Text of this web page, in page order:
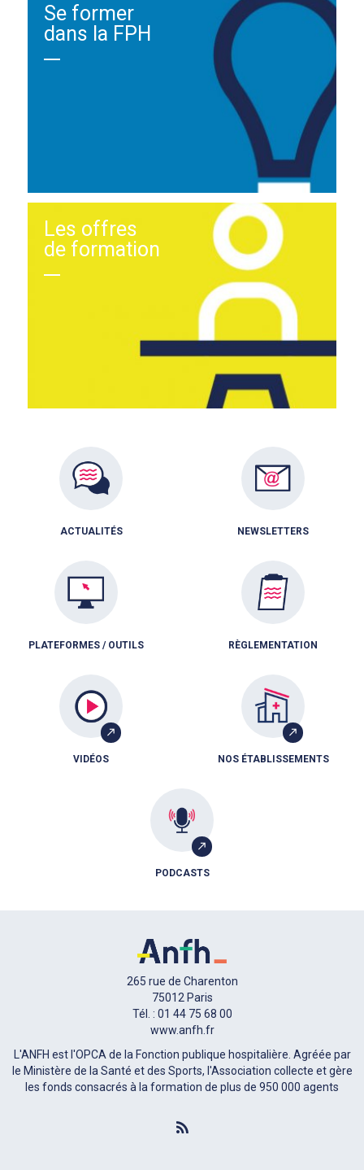
Se former
dans la FPH
Les offres
de formation
ACTUALITÉS NEWSLETTERS
PLATEFORMES / OUTILS RÈGLEMENTATION
VIDÉOS NOS ÉTABLISSEMENTS
PODCASTS
265 rue de Charenton
75012 Paris
Tél. : 01 44 75 68 00
www.anfh.fr
L'ANFH est l'OPCA de la Fonction publique hospitalière. Agréée par
le Ministère de la Santé et des Sports, l'Association collecte et gère
les fonds consacrés à la formation de plus de 950 000 agents